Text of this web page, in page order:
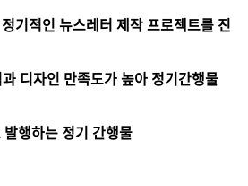
기적인 뉴스레터 제작 프로젝트를 진
디자인 만족도가 높아 정기간행물
행하는 정기 간행물